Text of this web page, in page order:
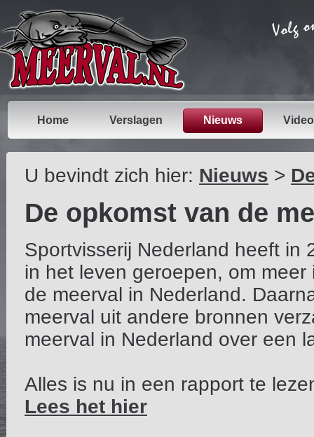
Home Verslagen Nieuws
U bevindt zich hier: Nieuws >
De opkomst van de
Sportvisserij Nederland heeft in
in het leven geroepen, om
de meerval in Nederland.
meerval uit andere bronnen
meerval in Nederland over een
Alles is nu in een rapport te
Lees het hier